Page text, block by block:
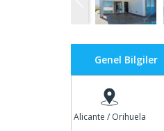
Genel Bilgiler
Alicante / Orihuela